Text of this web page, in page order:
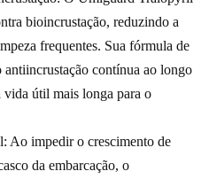
bioincrustação, reduzindo a
frequentes. Sua fórmula de
antiincrustação contínua ao longo
útil mais longa para o
Ao impedir o crescimento de
da embarcação, o